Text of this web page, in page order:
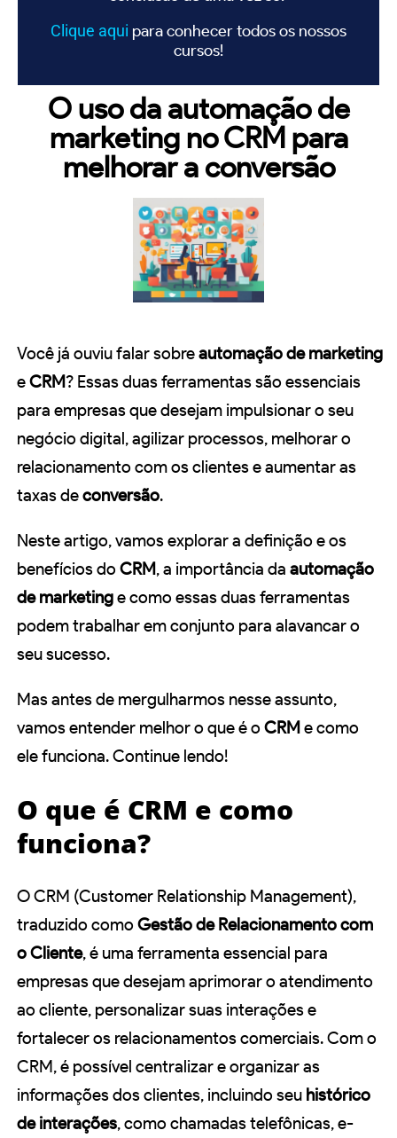
Clique aqui para conhecer todos os nossos
cursos!
O uso da automação de
marketing no CRM para
melhorar a conversão
Você já ouviu falar sobreautomação de marketing
eCRM? Essas duas ferramentas são essenciais
para empresas que desejam impulsionar o seu
negócio digital, agilizar processos, melhorar o
relacionamento com os clientes e aumentar as
taxas deconversão.
Neste artigo, vamos explorar a definição e os
benefícios do CRM, a importância da automação
de marketinge como essas duas ferramentas
podem trabalhar em conjunto para alavancar o
seu sucesso.
Mas antes de mergulharmos nesse assunto,
vamos entender melhor o que é o CRM e como
ele funciona. Continue lendo!
O que é CRM e como
funciona?
O CRM (Customer Relationship Management),
traduzido como Gestão de Relacionamento com
o Cliente, é uma ferramenta essencial para
empresas que desejam aprimorar o atendimento
ao cliente, personalizar suas interações e
fortalecer os relacionamentos comerciais. Com o
CRM, é possível centralizar e organizar as
informações dos clientes, incluindo seu histórico
de interações, como chamadas telefônicas, e-